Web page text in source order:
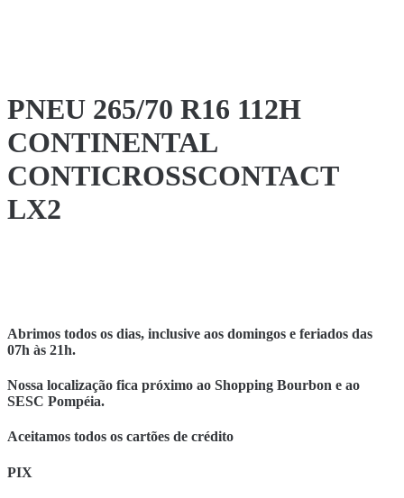
PNEU 265/70 R16 112H
CONTINENTAL
CONTICROSSCONTACT
LX2
Abrimos todos os dias, inclusive aos domingos e feriados das
07h às 21h.
Nossa localização fica próximo ao Shopping Bourbon e ao
SESC Pompéia.
Aceitamos todos os cartões de crédito
PIX